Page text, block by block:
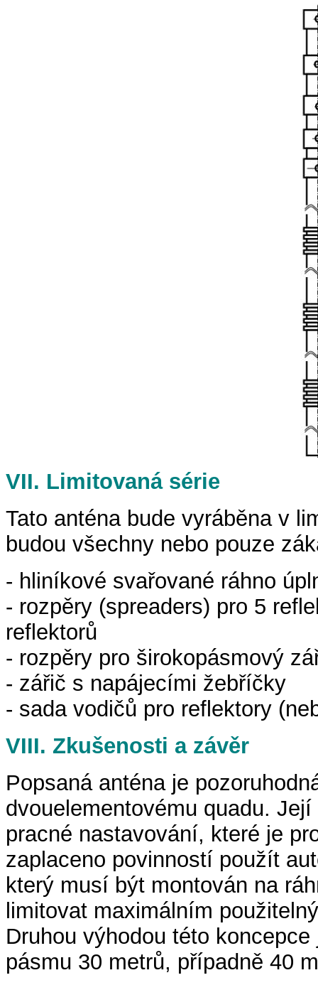
VII. Limitovaná série
Tato anténa bude vyráběna v
budou všechny nebo pouze
- hliníkové svařované ráhno
- rozpěry (spreaders) pro 5
reflektorů
- rozpěry pro širokopásmový
- zářič s napájecími žebříčky
- sada vodičů pro reflektory
VIII. Zkušenosti a závěr
Popsaná anténa je
dvouelementovému quadu.
pracné nastavování, které je
zaplaceno povinností použít
který musí být montován na
limitovat maximálním
Druhou výhodou této
pásmu 30 metrů, případně 40